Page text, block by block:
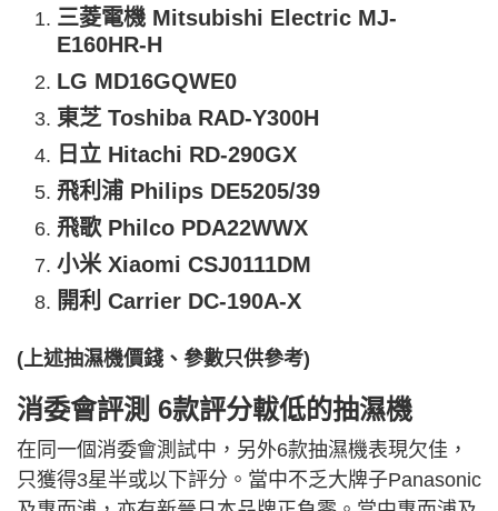
三菱電機 Mitsubishi Electric MJ-
E160HR-H
LG MD16GQWE0
東芝 Toshiba RAD-Y300H
日立 Hitachi RD-290GX
飛利浦 Philips DE5205/39
飛歌 Philco PDA22WWX
小米 Xiaomi CSJ0111DM
開利 Carrier DC-190A-X
(上述抽濕機價錢、參數只供參考)
消委會評測 6款評分軷低的抽濕機
在同一個消委會測試中，另外6款抽濕機表現欠佳，
只獲得3星半或以下評分。當中不乏大牌子Panasonic